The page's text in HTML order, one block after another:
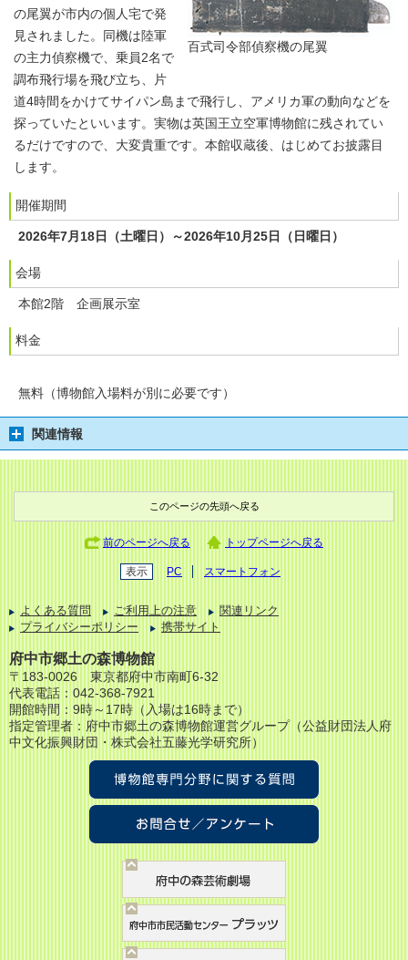
百式司令部偵察機の尾翼
の尾翼が市内の個人宅で発
見されました。同機は陸軍
の主力偵察機で、乗員2名で
調布飛行場を飛び立ち、片
道4時間をかけてサイパン島まで飛行し、アメリカ軍の動向などを
探っていたといいます。実物は英国王立空軍博物館に残されてい
るだけですので、大変貴重です。本館収蔵後、はじめてお披露目
します。
開催期間
2026年7月18日（土曜日）～2026年10月25日（日曜日）
会場
本館2階 企画展示室
料金
無料（博物館入場料が別に必要です）
関連情報
このページの先頭へ戻る
前のページへ戻る トップページへ戻る
表示 PC スマートフォン
よくある質問 ご利用上の注意
関連リンク
プライバシーポリシー
携帯サイト
府中市郷土の森博物館
〒183-0026 東京都府中市南町6-32
代表電話：042-368-7921
開館時間：9時～17時（入場は16時まで）
指定管理者：府中市郷土の森博物館運営グループ （公益財団法人府
中文化振興財団・株式会社五藤光学研究所）